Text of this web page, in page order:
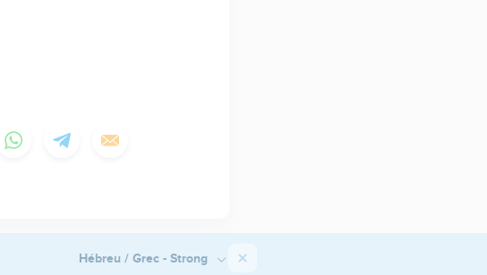
Hébreu / Grec - Strong